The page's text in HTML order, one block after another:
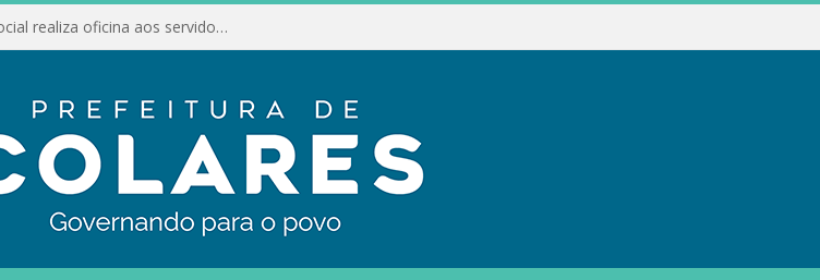
Conselho Municipal de Assistência Social realiza oficina aos servidores